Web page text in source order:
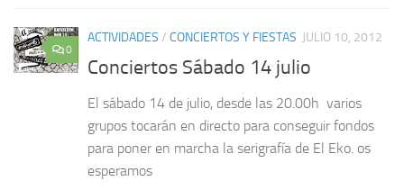
0
ACTIVIDADES / CONCIERTOS Y FIESTAS JULIO 10, 2012
Conciertos Sábado 14 julio
El sábado 14 de julio, desde las 20.00h varios
grupos tocarán en directo para conseguir fondos
para poner en marcha la serigrafía de El Eko. os
esperamos